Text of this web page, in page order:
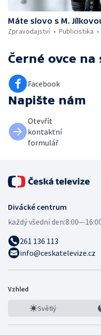
Máte slovo s M.
Zpravodajství
Publicistika
Černé ovce na
Facebook
Napište nám
Otevřít
kontaktní
formulář
Divácké centrum
každý všední den:
261 136 113
info@ceskatelevize.cz
Vzhled
Světlý